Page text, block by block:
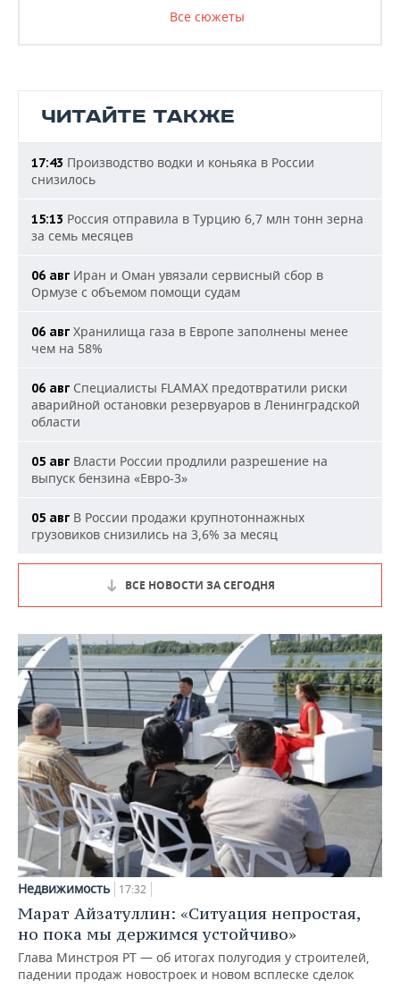
Все сюжеты
ЧИТАЙТЕ ТАКЖЕ
17:43 Производство водки и коньяка в России
снизилось
15:13 Россия отправила в Турцию 6,7 млн тонн зерна
за семь месяцев
06 авг Иран и Оман увязали сервисный сбор в
Ормузе с объемом помощи судам
06 авг Хранилища газа в Европе заполнены менее
чем на 58%
06 авг Специалисты FLAMAX предотвратили риски
аварийной остановки резервуаров в Ленинградской
области
05 авг Власти России продлили разрешение на
выпуск бензина «Евро-3»
05 авг В России продажи крупнотоннажных
грузовиков снизились на 3,6% за месяц
ВСЕ НОВОСТИ ЗА СЕГОДНЯ
Недвижимость 17:32
Марат Айзатуллин: «Ситуация непростая,
но пока мы держимся устойчиво»
Глава Минстроя РТ — об итогах полугодия у строителей,
падении продаж новостроек и новом всплеске сделок